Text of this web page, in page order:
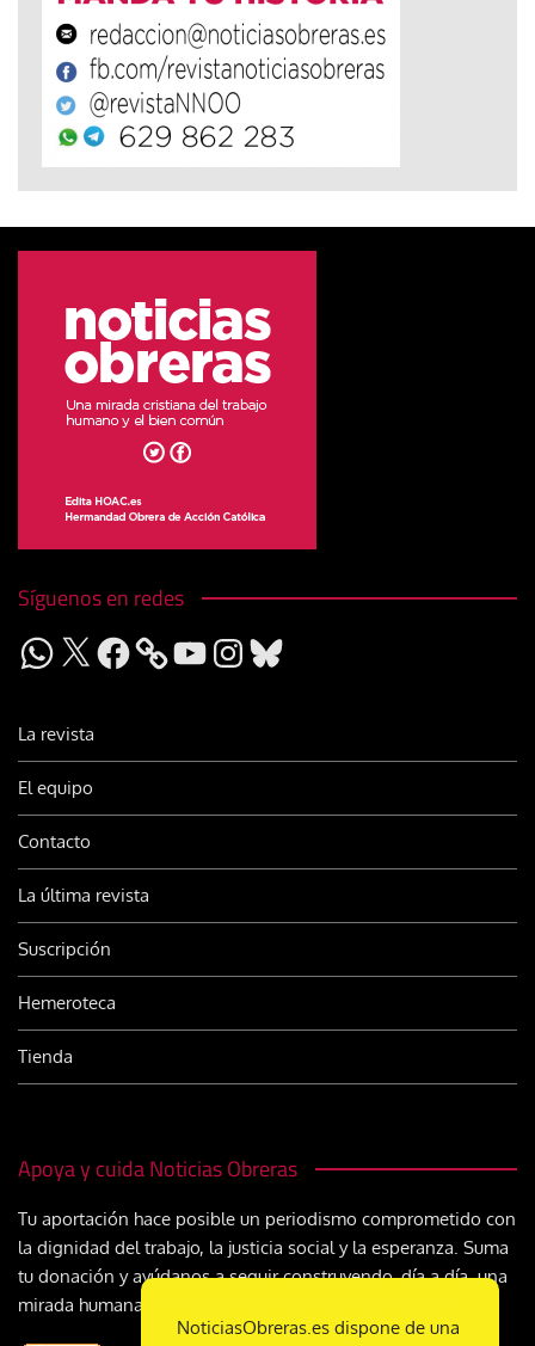
Síguenos en redes
WhatsApp
X Facebook YouTubeInstagram
Bluesky
La revista
El equipo
Contacto
La última revista
Suscripción
Hemeroteca
Tienda
Apoya y cuida Noticias Obreras
Tu aportación hace posible un periodismo comprometido con
la dignidad del trabajo, la justicia social y la esperanza. Suma
tu donación y ayúdanos a seguir construyendo, día a día, una
mirada humana y cristiana sobre el mundo del trabajo
NoticiasObreras.es dispone de una